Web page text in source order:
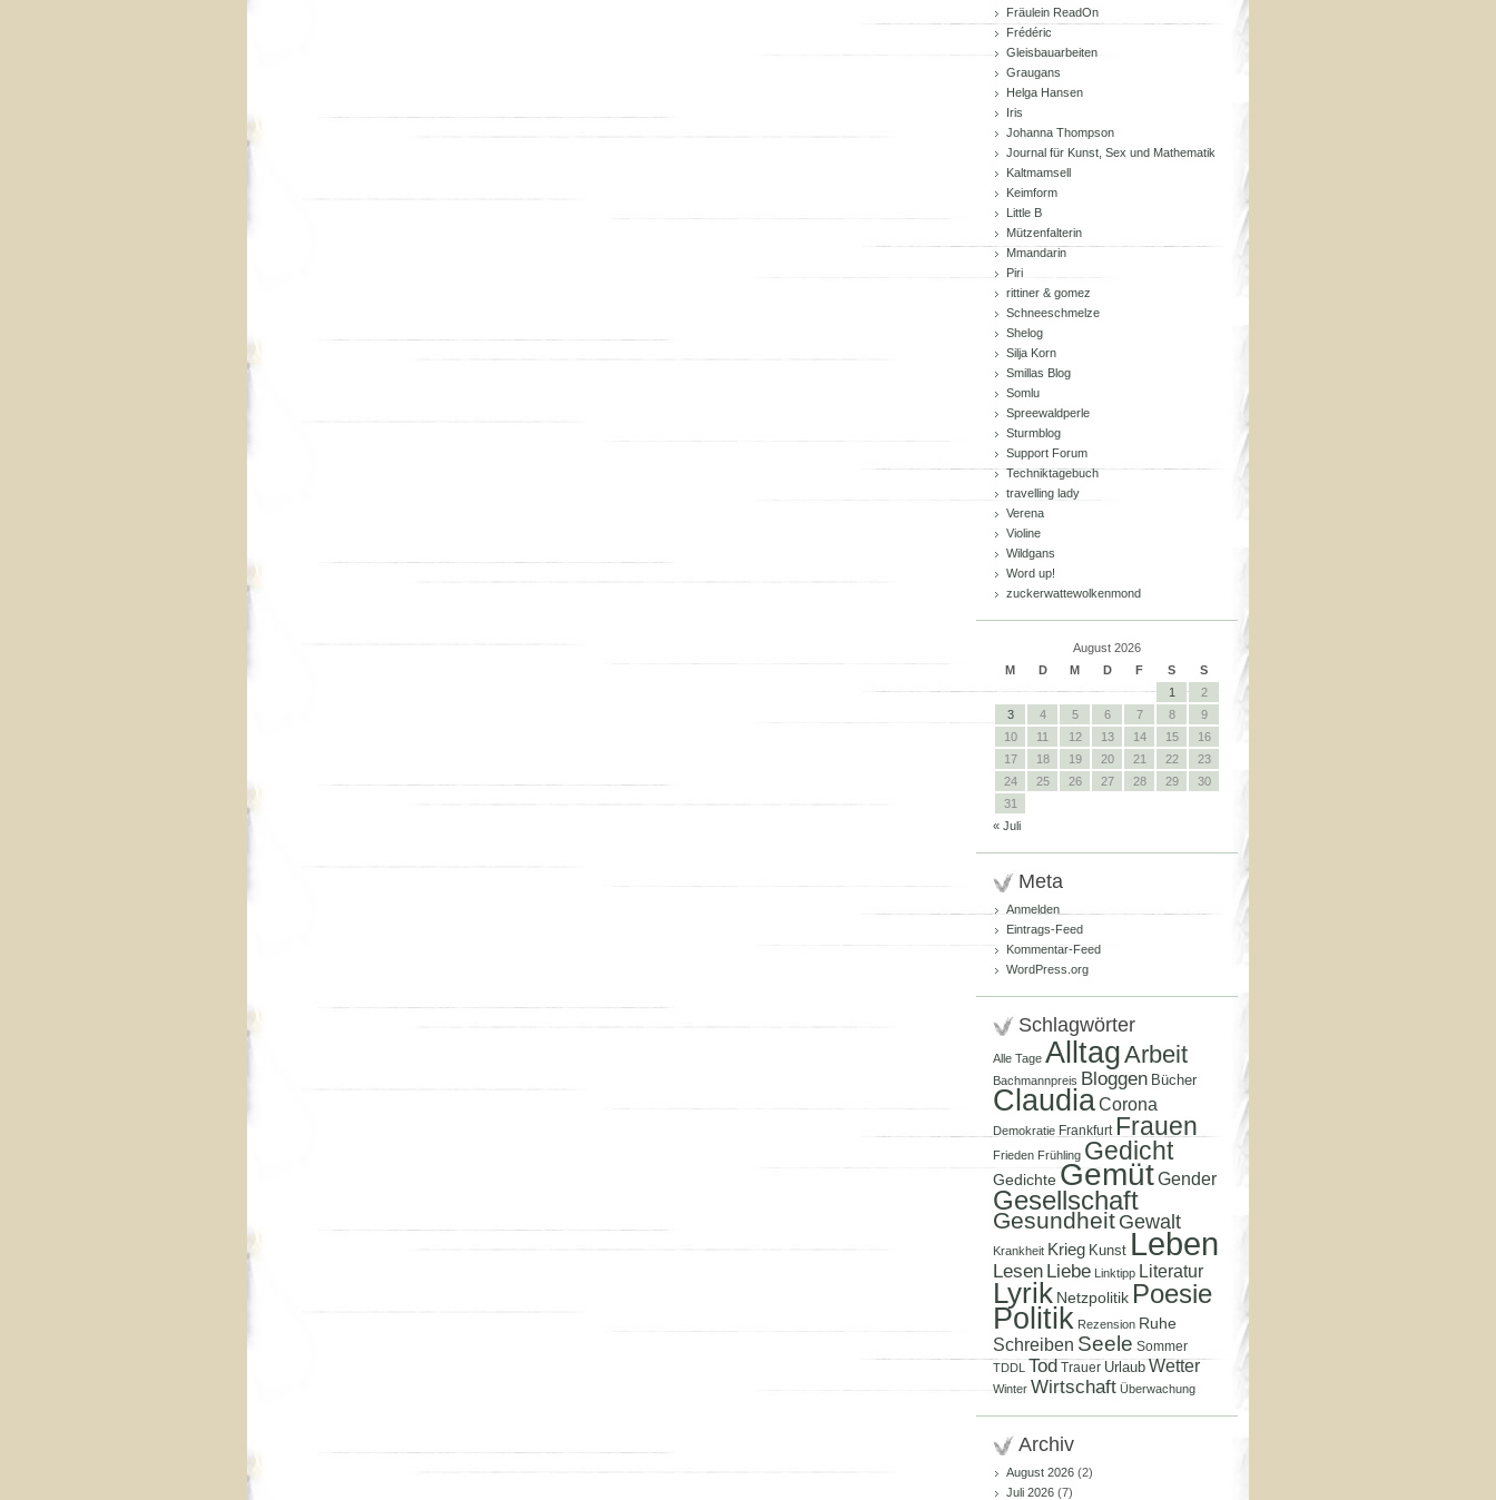
Fräulein ReadOn
Frédéric
Gleisbauarbeiten
Graugans
Helga Hansen
Iris
Johanna Thompson
Journal für Kunst, Sex und Mathematik
Kaltmamsell
Keimform
Little B
Mützenfalterin
Mmandarin
Piri
rittiner & gomez
Schneeschmelze
Shelog
Silja Korn
Smillas Blog
Somlu
Spreewaldperle
Sturmblog
Support Forum
Techniktagebuch
travelling lady
Verena
Violine
Wildgans
Word up!
zuckerwattewolkenmond
August 2026
M
D M D F S
S
1
2
3
4 5 6 7 8
9
10
11 12 13 14 15
16
17
18 19 20 21 22
23
24
25 26 27 28 29
30
31
« Juli
Meta
Anmelden
Eintrags-Feed
Kommentar-Feed
WordPress.org
Schlagwörter
Alle Tage AlltagArbeit
Bachmannpreis Bloggen Bücher
ClaudiaCorona
Demokratie Frankfurt Frauen
Frieden Frühling Gedicht
Gedichte GemütGender
Gesellschaft
Gesundheit Gewalt
Krankheit Krieg Kunst Leben
Lesen Liebe Linktipp Literatur
Lyrik Netzpolitik Poesie
Politik Rezension Ruhe
Schreiben Seele Sommer
TDDL Tod Trauer Urlaub Wetter
Winter Wirtschaft Überwachung
Archiv
August 2026 (2)
Juli 2026 (7)